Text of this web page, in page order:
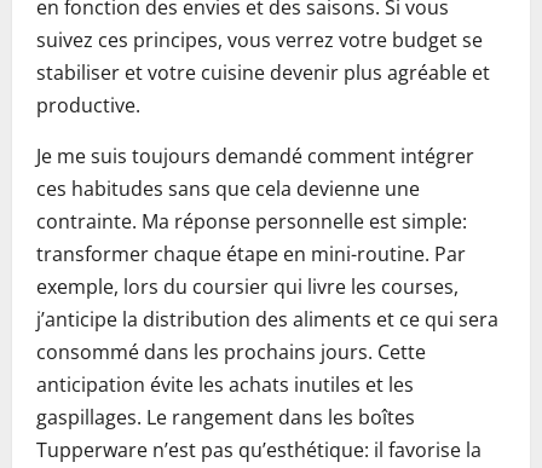
en fonction des envies et des saisons. Si vous
suivez ces principes, vous verrez votre budget se
stabiliser et votre cuisine devenir plus agréable et
productive.
Je me suis toujours demandé comment intégrer
ces habitudes sans que cela devienne une
contrainte. Ma réponse personnelle est simple:
transformer chaque étape en mini-routine. Par
exemple, lors du coursier qui livre les courses,
j’anticipe la distribution des aliments et ce qui sera
consommé dans les prochains jours. Cette
anticipation évite les achats inutiles et les
gaspillages. Le rangement dans les boîtes
Tupperware n’est pas qu’esthétique: il favorise la